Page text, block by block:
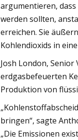
argumentieren,
werden sollten,
erreichen. Sie
Kohlendioxids in
Josh London,
erdgasbefeuerten
Produktion von
bringen“, sagte
„Die Emissionen